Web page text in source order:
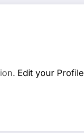
Edit your Profile